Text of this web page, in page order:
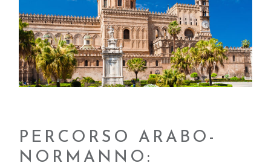
PERCORSO ARABO-
NORMANNO: